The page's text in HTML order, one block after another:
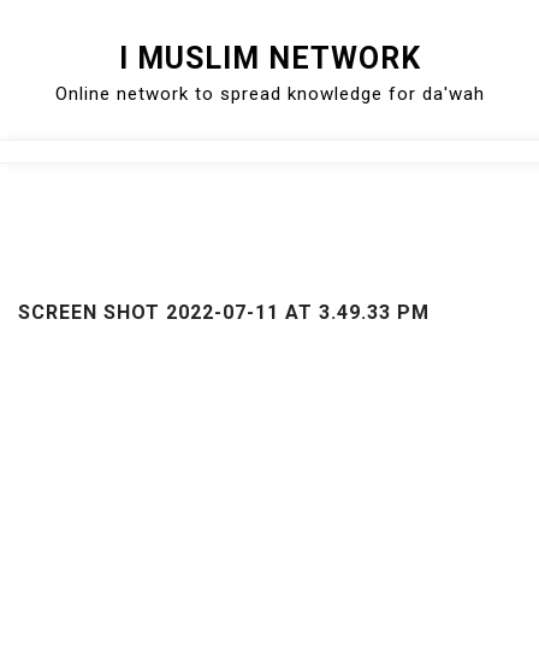
content
I MUSLIM NETWORK
Online network to spread knowledge for da'wah
SCREEN SHOT 2022-07-11 AT 3.49.33 PM